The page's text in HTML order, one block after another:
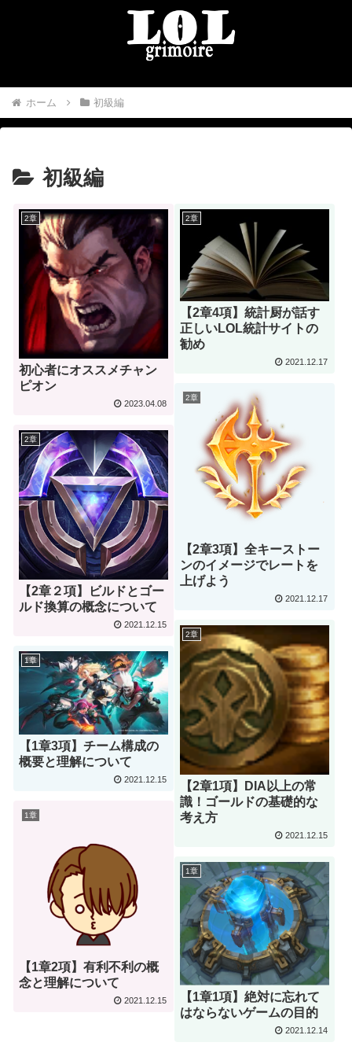
ホーム 初級編
初級編
2章
初心者にオススメチャン
ピオン
2023.04.08
2章
【2章4項】統計厨が話す
正しいLOL統計サイトの
勧め
2021.12.17
2章
【2章3項】全キーストー
ンのイメージでレートを
上げよう
2021.12.17
2章
【2章２項】ビルドとゴー
ルド換算の概念について
2021.12.15
2章
【2章1項】DIA以上の常
識！ゴールドの基礎的な
考え方
2021.12.15
1章
【1章3項】チーム構成の
概要と理解について
2021.12.15
1章
【1章2項】有利不利の概
念と理解について
2021.12.15
1章
【1章1項】絶対に忘れて
はならないゲームの目的
2021.12.14